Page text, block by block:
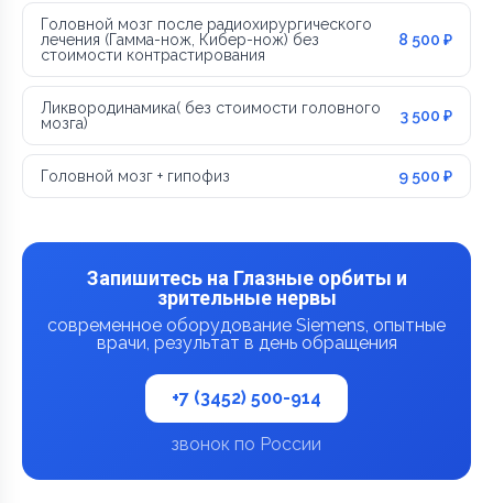
Головной мозг после радиохирургического
лечения (Гамма-нож, Кибер-нож) без
стоимости контрастирования
8 500 ₽
Ликвородинамика( без стоимости головного
мозга)
3 500 ₽
Головной мозг + гипофиз 9 500 ₽
Запишитесь на Глазные орбиты и
зрительные нервы
современное оборудование Siemens, опытные
врачи, результат в день обращения
+7 (3452) 500-914
звонок по России